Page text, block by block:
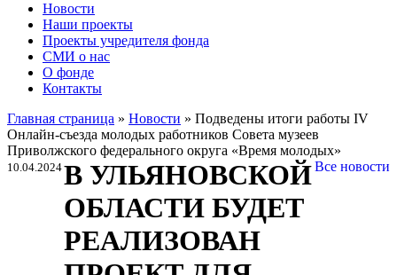
Новости
Наши проекты
Проекты учредителя фонда
СМИ о нас
О фонде
Контакты
Главная страница » Новости » Подведены итоги работы IV
Онлайн-съезда молодых работников Совета музеев
Приволжского федерального округа «Время молодых»
10.04.2024 Все новости
В УЛЬЯНОВСКОЙ
ОБЛАСТИ БУДЕТ
РЕАЛИЗОВАН